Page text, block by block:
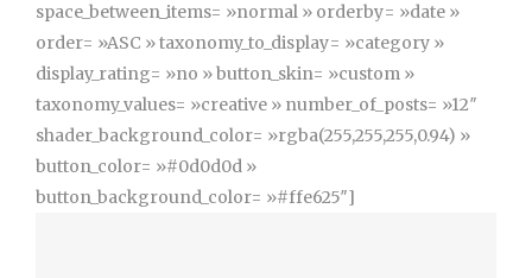
space_between_items= »normal » orderby= »date »
order= »ASC » taxonomy_to_display= »category »
display_rating= »no » button_skin= »custom »
taxonomy_values= »creative » number_of_posts= »12″
shader_background_color= »rgba(255,255,255,0.94) »
button_color= »#0d0d0d »
button_background_color= »#ffe625″]